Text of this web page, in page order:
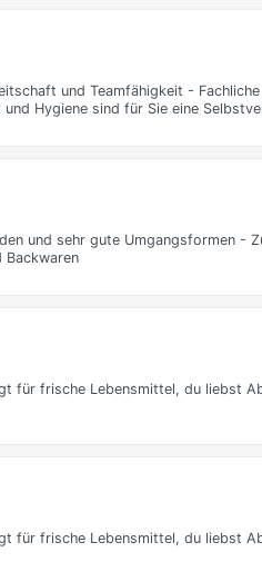
und Teamfähigkeit -
Hygiene sind für Sie eine
und sehr gute Umgangsformen -
für frische Lebensmittel, du liebst
für frische Lebensmittel, du liebst